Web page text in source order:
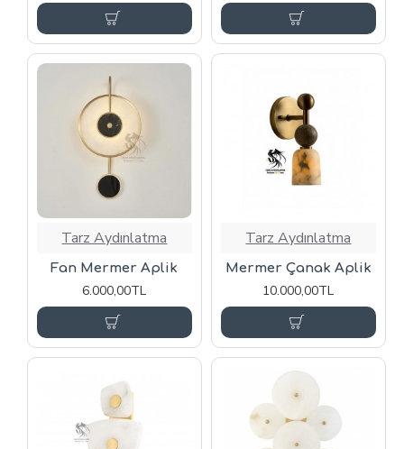
Tarz Aydınlatma
Fan Mermer Aplik
6.000,00TL
Tarz Aydınlatma
Mermer Çanak Aplik
10.000,00TL